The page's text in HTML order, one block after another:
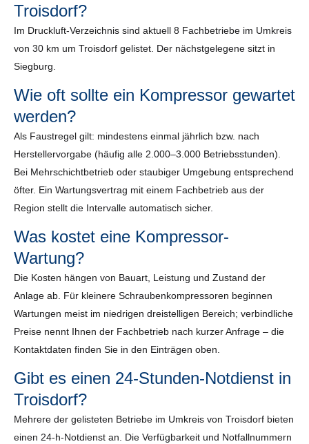
Troisdorf?
Im Druckluft-Verzeichnis sind aktuell 8 Fachbetriebe im Umkreis
von 30 km um Troisdorf gelistet. Der nächstgelegene sitzt in
Siegburg.
Wie oft sollte ein Kompressor gewartet
werden?
Als Faustregel gilt: mindestens einmal jährlich bzw. nach
Herstellervorgabe (häufig alle 2.000–3.000 Betriebsstunden).
Bei Mehrschichtbetrieb oder staubiger Umgebung entsprechend
öfter. Ein Wartungsvertrag mit einem Fachbetrieb aus der
Region stellt die Intervalle automatisch sicher.
Was kostet eine Kompressor-
Wartung?
Die Kosten hängen von Bauart, Leistung und Zustand der
Anlage ab. Für kleinere Schraubenkompressoren beginnen
Wartungen meist im niedrigen dreistelligen Bereich; verbindliche
Preise nennt Ihnen der Fachbetrieb nach kurzer Anfrage – die
Kontaktdaten finden Sie in den Einträgen oben.
Gibt es einen 24-Stunden-Notdienst in
Troisdorf?
Mehrere der gelisteten Betriebe im Umkreis von Troisdorf bieten
einen 24-h-Notdienst an. Die Verfügbarkeit und Notfallnummern